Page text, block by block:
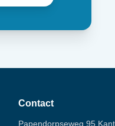
Contact
Papendorpseweg 95